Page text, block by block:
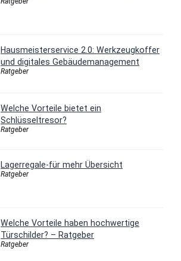
Hausmeisterservice 2.0: Werkzeugkoffer
und digitales Gebäudemanagement
Ratgeber
Welche Vorteile bietet ein
Schlüsseltresor?
Ratgeber
Lagerregale-für mehr Übersicht
Ratgeber
Welche Vorteile haben hochwertige
Türschilder? – Ratgeber
Ratgeber